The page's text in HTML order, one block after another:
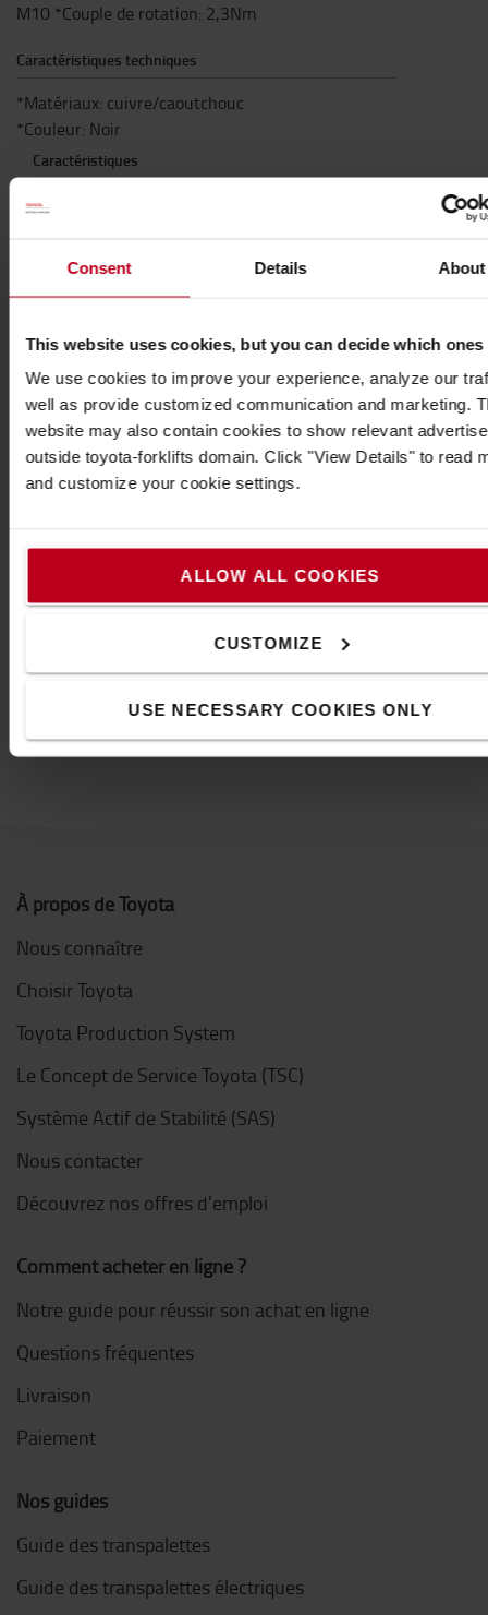
Consent Details About
This website uses cookies, but you can decide which ones
We use cookies to improve your experience, analyze our
well as provide customized communication and marketing.
website may also contain cookies to show relevant
outside toyota-forklifts domain. Click "View Details" to read
and customize your cookie settings.
ALLOW ALL COOKIES
CUSTOMIZE
USE NECESSARY COOKIES ONLY
M10 *Couple de rotation: 2,3Nm
Caractéristiques techniques
*Matériaux: cuivre/caoutchouc
*Couleur: Noir
Caractéristiques
Couleur
Populaire accessoires
VOIR TOUS NOS ACCESSOIRES
Contactez-nous
À propos de Toyota
Nous connaître
Choisir Toyota
Toyota Production System
Le Concept de Service Toyota (TSC)
Système Actif de Stabilité (SAS)
Nous contacter
Découvrez nos offres d'emploi
Comment acheter en ligne ?
Notre guide pour réussir son achat en ligne
Questions fréquentes
Livraison
Paiement
Nos guides
Guide des transpalettes
Guide des transpalettes électriques